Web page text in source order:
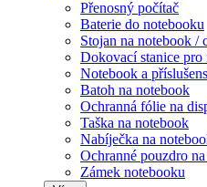
Přenosný počítač
Baterie do notebooku
Stojan na notebook /
Dokovací stanice pro
Notebook a
Batoh na notebook
Ochranná fólie na
Taška na notebook
Nabíječka na
Ochranné pouzdro
Zámek notebooku